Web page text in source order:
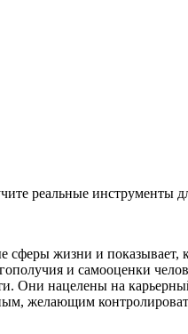
реальные инструменты
жизни и
и самооценки
Они нацелены на
желающим